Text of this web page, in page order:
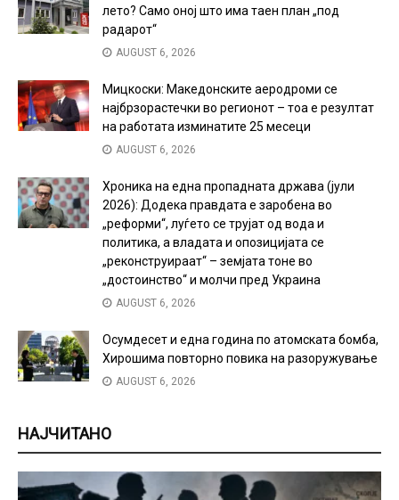
лето? Само оној што има таен план „под
радарот“
AUGUST 6, 2026
Мицкоски: Македонските аеродроми се
најбрзорастечки во регионот – тоа е резултат
на работата изминатите 25 месеци
AUGUST 6, 2026
Хроника на една пропадната држава (јули
2026): Додека правдата е заробена во
„реформи“, луѓето се трујат од вода и
политика, а владата и опозицијата се
„реконструираат“ – земјата тоне во
„достоинство“ и молчи пред Украина
AUGUST 6, 2026
Осумдесет и една година по атомската бомба,
Хирошима повторно повика на разоружување
AUGUST 6, 2026
НАЈЧИТАНО